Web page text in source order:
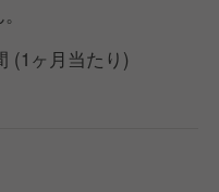
(1ヶ月当たり)